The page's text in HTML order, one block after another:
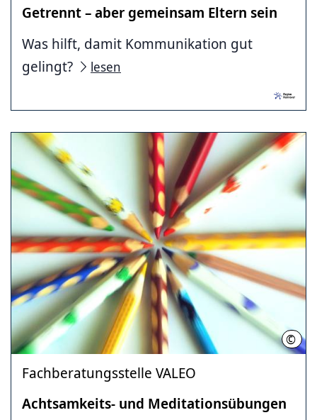
Getrennt – aber gemeinsam Eltern sein
Was hilft, damit Kommunikation gut
gelingt?
lesen
©
Fachberatungsstelle VALEO
Achtsamkeits- und Meditationsübungen